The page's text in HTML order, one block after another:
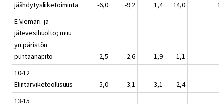
jäähdytysliiketoiminta
-6,0 -9,2 1,4 14,0
E Viemäri- ja
jätevesihuolto; muu
ympäristön
puhtaanapito
2,5 2,6 1,9
1,1
10-12
Elintarviketeollisuus
5,0 3,1 3,1
2,4
13-15